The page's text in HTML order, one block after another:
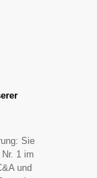
Sie
1 im
und